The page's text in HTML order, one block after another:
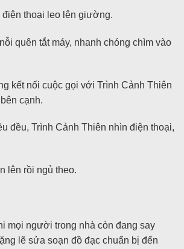
điện thoại leo lên giường.
quên tắt máy, nhanh chóng chìm vào
kết nối cuộc gọi với Trình Cảnh Thiên
cạnh.
đều, Trình Cảnh Thiên nhìn điện thoại,
lên rồi ngủ theo.
mọi người trong nhà còn đang say
lẽ sửa soạn đồ đạc chuẩn bị đến